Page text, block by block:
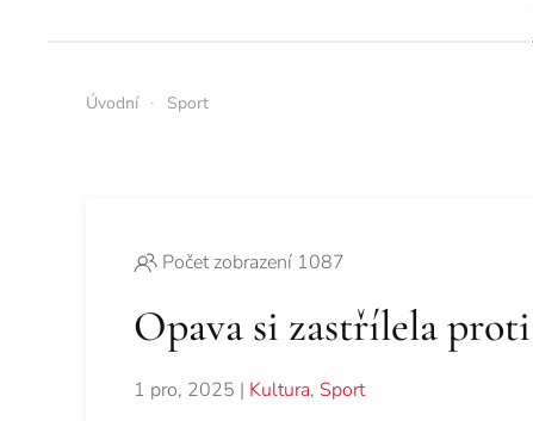
Úvodní Sport
Počet zobrazení 1087
Opava si zastřílela
1 pro, 2025 | Kultura, Sport